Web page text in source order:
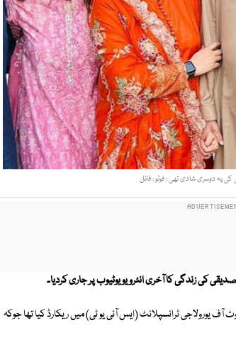
کی یہ دوسری شادی تھی : فوٹو : فائل
کی زندگی کا آخری انٹرویو یوٹیوب پر جاری کردیا۔
آف یورولاجی ٹرانسپلانٹ (ایس آئی یو ٹی) میں ریکارڈ کیا تھا جوکہ